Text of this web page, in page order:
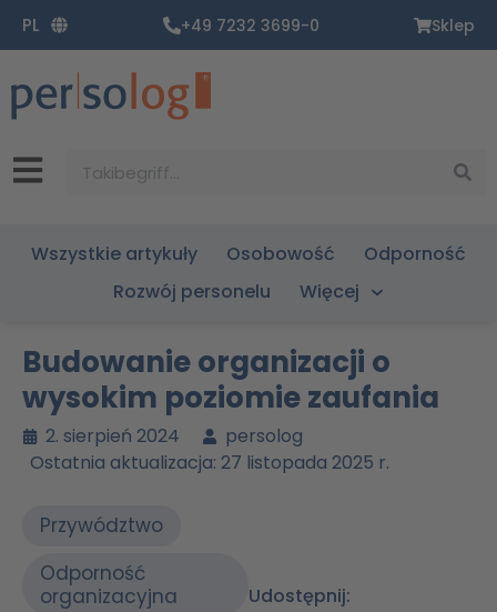
Inhalt
springen
PL +49 7232 3699-0 Sklep
Wszystkie artykuły Osobowość
Odporność
Rozwój personelu
Więcej
Budowanie organizacji o
wysokim poziomie zaufania
2. sierpień 2024
persolog
Ostatnia aktualizacja: 27 listopada 2025 r.
Przywództwo
Odporność
organizacyjna
Udostępnij: